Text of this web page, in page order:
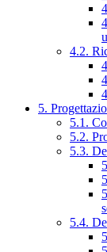
4.2.
5.
5.1.
5.2.
5.3.
5.4.